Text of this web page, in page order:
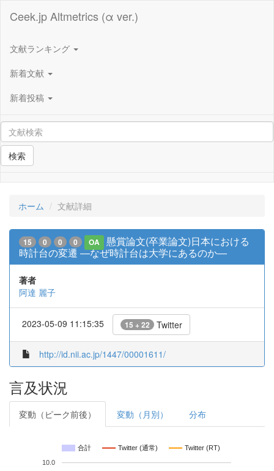
Ceek.jp Altmetrics (α ver.)
文献ランキング
新着文献
新着投稿
検索
ホーム 文献詳細
15 0 0 0 OA
懸賞論文(卒業論文)日本における
時計台の変遷 ―なぜ時計台は大学にあるのか―
著者
阿達 麗子
2023-05-09 11:15:35 15 + 22 Twitter
http://id.nii.ac.jp/1447/00001611/
言及状況
変動（ピーク前後） 変動（月別） 分布
合計 Twitter (通常) Twitter (RT)
10.0